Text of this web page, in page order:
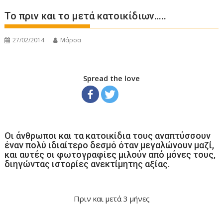
Το πριν και το μετά κατοικίδιων…..
27/02/2014 Μάρσα
Spread the love
Οι άνθρωποι και τα κατοικίδια τους αναπτύσσουν
έναν πολύ ιδιαίτερο δεσμό όταν μεγαλώνουν μαζί,
και αυτές οι φωτογραφίες μιλούν από μόνες τους,
διηγώντας ιστορίες ανεκτίμητης αξίας.
Πριν και μετά 3 μήνες